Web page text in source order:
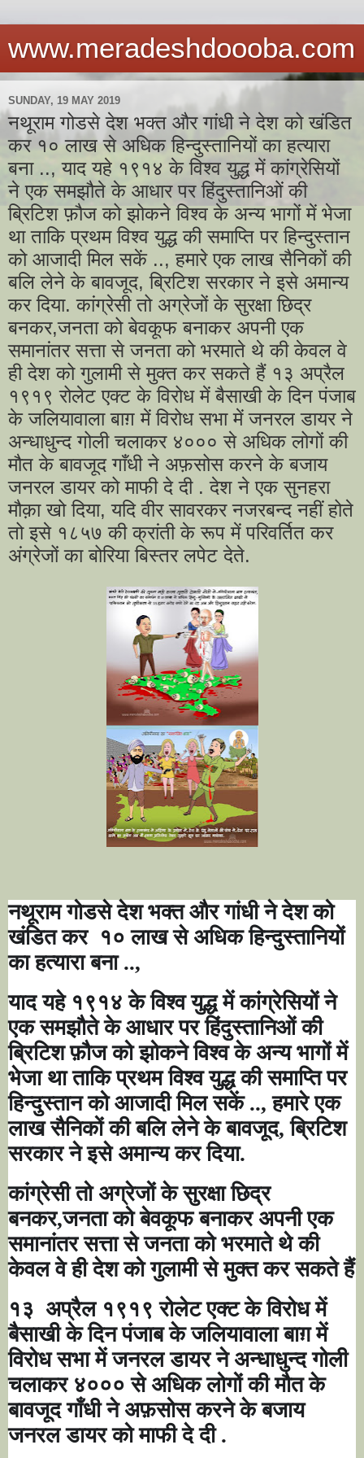
www.meradeshdoooba.com
SUNDAY, 19 MAY 2019
नथूराम गोडसे देश भक्त और गांधी ने देश को खंडित
कर १० लाख से अधिक हिन्दुस्तानियों का हत्यारा
बना .., याद यहे १९१४ के विश्व युद्ध में कांग्रेसियों
ने एक समझौते के आधार पर हिंदुस्तानिओं की
ब्रिटिश फ़ौज को झोकने विश्व के अन्य भागों में भेजा
था ताकि प्रथम विश्व युद्ध की समाप्ति पर हिन्दुस्तान
को आजादी मिल सकें .., हमारे एक लाख सैनिकों की
बलि लेने के बावजूद, ब्रिटिश सरकार ने इसे अमान्य
कर दिया. कांग्रेसी तो अग्रेजों के सुरक्षा छिद्र
बनकर,जनता को बेवकूफ बनाकर अपनी एक
समानांतर सत्ता से जनता को भरमाते थे की केवल वे
ही देश को गुलामी से मुक्त कर सकते हैं १३ अप्रैल
१९१९ रोलेट एक्ट के विरोध में बैसाखी के दिन पंजाब
के जलियावाला बाग़ में विरोध सभा में जनरल डायर ने
अन्धाधुन्द गोली चलाकर ४००० से अधिक लोगों की
मौत के बावजूद गाँधी ने अफ़सोस करने के बजाय
जनरल डायर को माफी दे दी . देश ने एक सुनहरा
मौक़ा खो दिया, यदि वीर सावरकर नजरबन्द नहीं होते
तो इसे १८५७ की क्रांती के रूप में परिवर्तित कर
अंग्रेजों का बोरिया बिस्तर लपेट देते.
नथूराम गोडसे देश भक्त और गांधी ने देश को
खंडित कर १० लाख से अधिक हिन्दुस्तानियों
का हत्यारा बना ..,
याद यहे १९१४ के विश्व युद्ध में कांग्रेसियों ने
एक समझौते के आधार पर हिंदुस्तानिओं की
ब्रिटिश फ़ौज को झोकने विश्व के अन्य भागों में
भेजा था ताकि प्रथम विश्व युद्ध की समाप्ति पर
हिन्दुस्तान को आजादी मिल सकें .., हमारे एक
लाख सैनिकों की बलि लेने के बावजूद, ब्रिटिश
सरकार ने इसे अमान्य कर दिया.
कांग्रेसी तो अग्रेजों के सुरक्षा छिद्र
बनकर,जनता को बेवकूफ बनाकर अपनी एक
समानांतर सत्ता से जनता को भरमाते थे की
केवल वे ही देश को गुलामी से मुक्त कर सकते हैं
१३ अप्रैल १९१९ रोलेट एक्ट के विरोध में
बैसाखी के दिन पंजाब के जलियावाला बाग़ में
विरोध सभा में जनरल डायर ने अन्धाधुन्द गोली
चलाकर ४००० से अधिक लोगों की मौत के
बावजूद गाँधी ने अफ़सोस करने के बजाय
जनरल डायर को माफी दे दी .